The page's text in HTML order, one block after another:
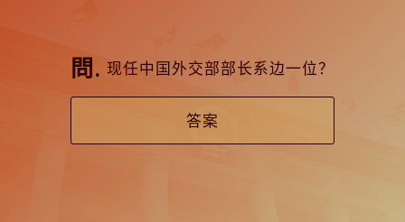
现任中国外交部部长系边一位？
答案